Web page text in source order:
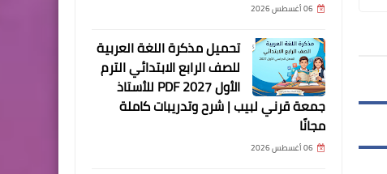
06 أغسطس 2026
تحميل مذكرة اللغة العربية
للصف الرابع الابتدائي الترم
الأول 2027 PDF للأستاذ
جمعة قرني لبيب | شرح وتدريبات كاملة
مجانًا
06 أغسطس 2026